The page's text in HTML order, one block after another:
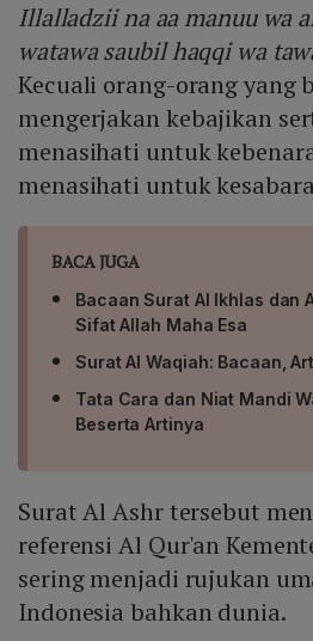
Illalladzii na aa manuu wa
watawa saubil haqqi wa
Kecuali orang-orang yang
mengerjakan kebajikan
menasihati untuk
menasihati untuk
BACA JUGA
Bacaan Surat Al Ikhlas dan
Sifat Allah Maha Esa
Surat Al Waqiah: Bacaan,
Tata Cara dan Niat Mandi
Beserta Artinya
Surat Al Ashr tersebut
referensi Al Qur'an
sering menjadi rujukan
Indonesia bahkan dunia.